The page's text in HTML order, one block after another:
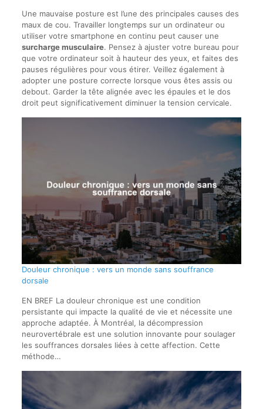
Une mauvaise posture est l’une des principales causes des
maux de cou. Travailler longtemps sur un ordinateur ou
utiliser votre smartphone en continu peut causer une
surcharge musculaire. Pensez à ajuster votre bureau pour
que votre ordinateur soit à hauteur des yeux, et faites des
pauses régulières pour vous étirer. Veillez également à
adopter une posture correcte lorsque vous êtes assis ou
debout. Garder la tête alignée avec les épaules et le dos
droit peut significativement diminuer la tension cervicale.
Douleur chronique : vers un monde sans souffrance
dorsale
EN BREF La douleur chronique est une condition
persistante qui impacte la qualité de vie et nécessite une
approche adaptée. À Montréal, la décompression
neurovertébrale est une solution innovante pour soulager
les souffrances dorsales liées à cette affection. Cette
méthode…